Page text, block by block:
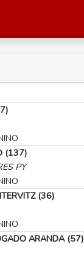
(137)
PY
(36)
ARANDA (57)